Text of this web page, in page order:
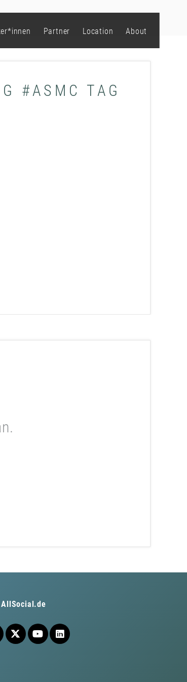
Partner Location About
#ASMC TAG
AllSocial.de